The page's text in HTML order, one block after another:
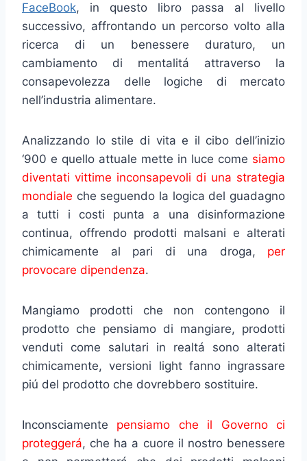
FaceBook, in questo libro passa al livello
successivo, affrontando un percorso volto alla
ricerca di un benessere duraturo, un
cambiamento di mentalitá attraverso la
consapevolezza delle logiche di mercato
nell’industria alimentare.
Analizzando lo stile di vita e il cibo dell’inizio
‘900 e quello attuale mette in luce come siamo
diventati vittime inconsapevoli di una strategia
mondiale che seguendo la logica del guadagno
a tutti i costi punta a una disinformazione
continua, offrendo prodotti malsani e alterati
chimicamente al pari di una droga, per
provocare dipendenza.
Mangiamo prodotti che non contengono il
prodotto che pensiamo di mangiare, prodotti
venduti come salutari in realtá sono alterati
chimicamente, versioni light fanno ingrassare
piú del prodotto che dovrebbero sostituire.
Inconsciamente pensiamo che il Governo ci
proteggerá, che ha a cuore il nostro benessere